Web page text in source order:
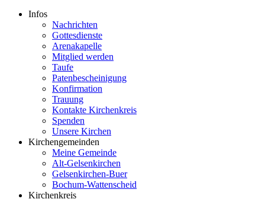
Infos
Nachrichten
Gottesdienste
Arenakapelle
Mitglied werden
Taufe
Patenbescheinigung
Konfirmation
Trauung
Kontakte Kirchenkreis
Spenden
Unsere Kirchen
Kirchengemeinden
Meine Gemeinde
Alt-Gelsenkirchen
Gelsenkirchen-Buer
Bochum-Wattenscheid
Kirchenkreis